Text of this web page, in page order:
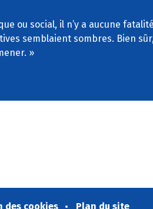
ou social, il n’y a aucune
semblaient sombres. Bien
»
des cookies Plan du site